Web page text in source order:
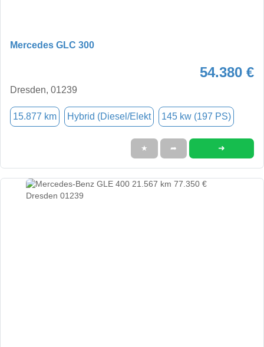
Mercedes GLC 300
54.380 €
Dresden, 01239
15.877 km Hybrid (Diesel/Elekt 145 kw (197 PS)
★ ➦ ➜